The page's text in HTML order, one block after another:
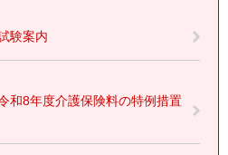
験案内
和8年度介護保険料の特例措置